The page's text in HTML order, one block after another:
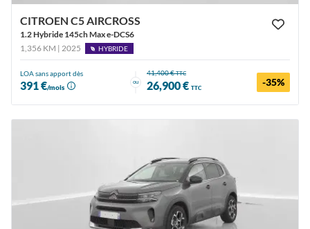
CITROEN C5 AIRCROSS
1.2 Hybride 145ch Max e-DCS6
1,356 KM | 2025
HYBRIDE
LOA sans apport dès
391 €/mois
ou
41,400 €TTC
26,900 € TTC -35%